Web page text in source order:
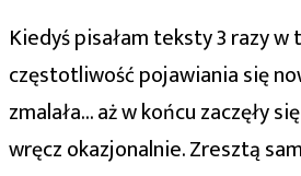
Kiedyś pisałam teksty 3 razy
częstotliwość pojawiania się
zmalała… aż w końcu zaczęły
wręcz okazjonalnie. Zresztą